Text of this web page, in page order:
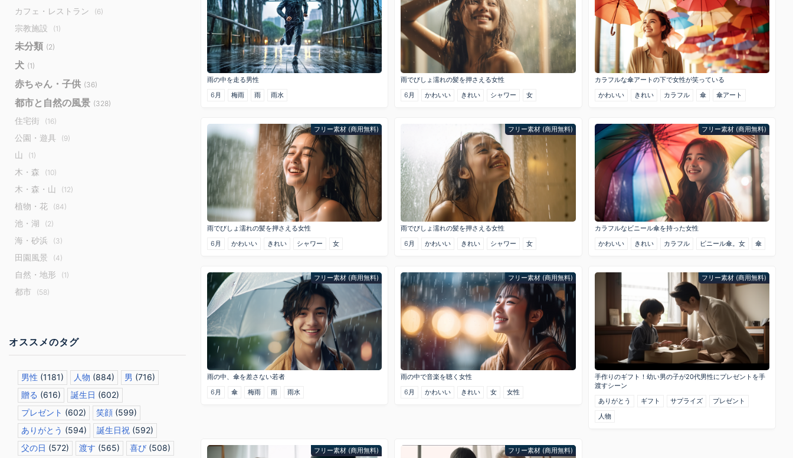
カフェ・レストラン (6)
宗教施設 (1)
未分類 (2)
犬 (1)
赤ちゃん・子供 (36)
都市と自然の風景 (328)
住宅街 (16)
公園・遊具 (9)
山 (1)
木・森 (10)
木・森・山 (12)
植物・花 (84)
池・湖 (2)
海・砂浜 (3)
田園風景 (4)
自然・地形 (1)
都市 (58)
オススメのタグ
男性 (1181) 人物 (884) 男 (716)
贈る (616) 誕生日 (602)
プレゼント (602) 笑顔 (599)
ありがとう (594) 誕生日祝 (592)
父の日 (572) 渡す (565) 喜び (508)
雨の中を走る男性
6月
梅雨 雨 雨水
雨でびしょ濡れの髪を押さえる女性
6月
かわいい きれい シャワー 女
カラフルな傘アートの下で女性が笑っている
かわいい
きれい カラフル 傘 傘アート
フリー素材 (商用無料)
雨でびしょ濡れの髪を押さえる女性
6月
かわいい きれい シャワー 女
フリー素材 (商用無料)
雨でびしょ濡れの髪を押さえる女性
6月
かわいい きれい シャワー 女
フリー素材 (商用無料)
カラフルなビニール傘を持った女性
かわいい
きれい カラフル ビニール傘。女 傘
フリー素材 (商用無料)
雨の中、傘を差さない若者
6月
傘 梅雨 雨 雨水
フリー素材 (商用無料)
雨の中で音楽を聴く女性
6月
かわいい きれい 女 女性
フリー素材 (商用無料)
手作りのギフト！幼い男の子が20代男性にプレゼントを手
渡すシーン
ありがとう
ギフト サプライズ
プレゼント
人物
フリー素材 (商用無料) フリー素材 (商用無料)